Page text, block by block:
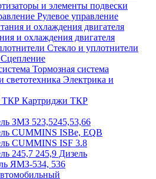
и элементы подвески
Рулевое управление
и охлаждения двигателя
Стекло и уплотнители
Сцепление
Тормозная система
Электрика и
Картриджи ТКР
ЗМЗ 523,5245,53,66
CUMMINS ISBe, EQB
CUMMINS ISF 3.8
245,7 245,9 Дизель
ЯМЗ-534, 536